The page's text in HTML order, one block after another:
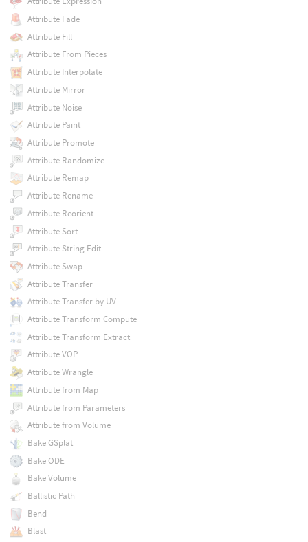
Attribute Fade
Attribute Fill
Attribute From Pieces
Attribute Interpolate
Attribute Mirror
Attribute Noise
Attribute Paint
Attribute Promote
Attribute Randomize
Attribute Remap
Attribute Rename
Attribute Reorient
Attribute Sort
Attribute String Edit
Attribute Swap
Attribute Transfer
Attribute Transfer by UV
Attribute Transform Compute
Attribute Transform Extract
Attribute VOP
Attribute Wrangle
Attribute from Map
Attribute from Parameters
Attribute from Volume
Bake GSplat
Bake ODE
Bake Volume
Ballistic Path
Bend
Blast